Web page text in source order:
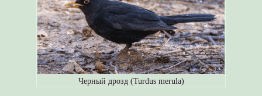
Черный дрозд (Turdus merula)